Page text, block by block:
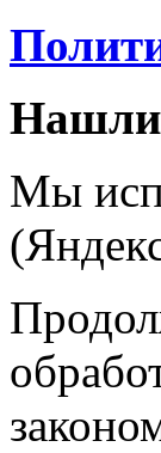
Нашли
Мы